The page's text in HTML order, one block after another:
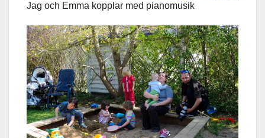
Jag och Emma kopplar med pianomusik